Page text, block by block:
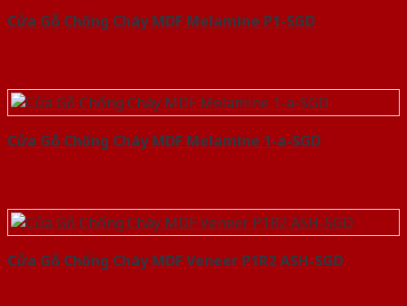
Cửa Gỗ Chống Cháy MDF Melamine P1-SGD
Cửa Gỗ Chống Cháy MDF Melamine 1-a-SGD
Cửa Gỗ Chống Cháy MDF Veneer P1R2 ASH-SGD